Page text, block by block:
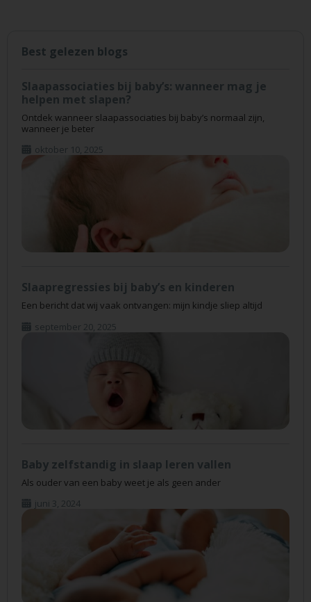
Best gelezen blogs
Slaapassociaties bij baby’s: wanneer mag je
helpen met slapen?
Ontdek wanneer slaapassociaties bij baby’s normaal zijn,
wanneer je beter
oktober 10, 2025
Slaapregressies bij baby’s en kinderen
Een bericht dat wij vaak ontvangen: mijn kindje sliep altijd
september 20, 2025
Baby zelfstandig in slaap leren vallen
Als ouder van een baby weet je als geen ander
juni 3, 2024